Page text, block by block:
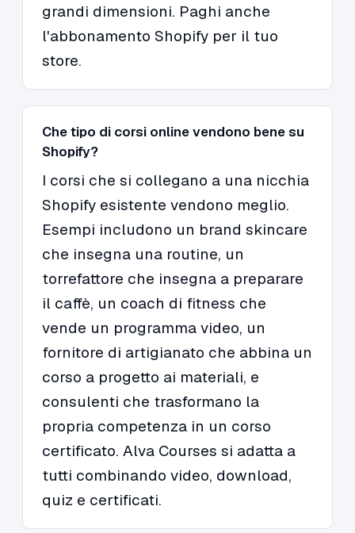
grandi dimensioni. Paghi anche
l'abbonamento Shopify per il tuo
store.
Che tipo di corsi online vendono bene su
Shopify?
I corsi che si collegano a una nicchia
Shopify esistente vendono meglio.
Esempi includono un brand skincare
che insegna una routine, un
torrefattore che insegna a preparare
il caffè, un coach di fitness che
vende un programma video, un
fornitore di artigianato che abbina un
corso a progetto ai materiali, e
consulenti che trasformano la
propria competenza in un corso
certificato. Alva Courses si adatta a
tutti combinando video, download,
quiz e certificati.